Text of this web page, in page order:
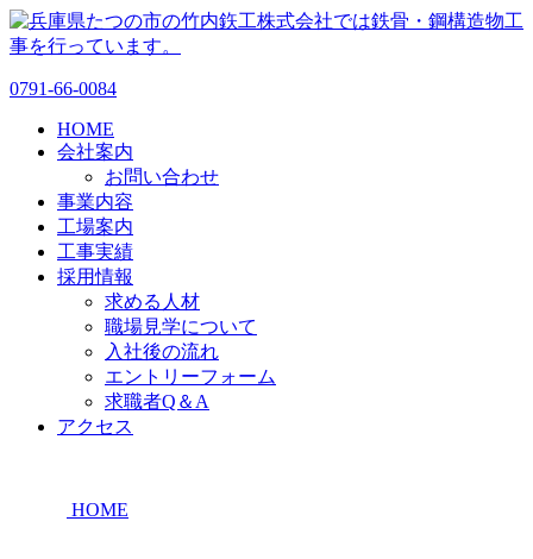
0791-66-0084
HOME
会社案内
お問い合わせ
事業内容
工場案内
工事実績
採用情報
求める人材
職場見学について
入社後の流れ
エントリーフォーム
求職者Q＆A
アクセス
HOME